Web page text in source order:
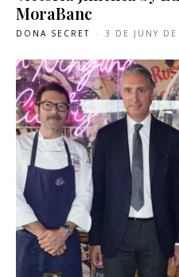
MoraBanc
DONA SECRET - 3 DE JUNY